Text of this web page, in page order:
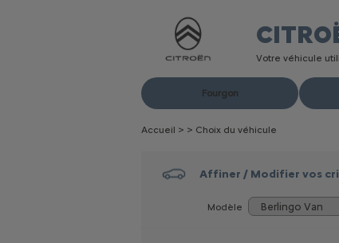
Votre véhicule
Fourgon
Accueil > > Choix du véhicule
Affiner / Modifier vos
Modèle